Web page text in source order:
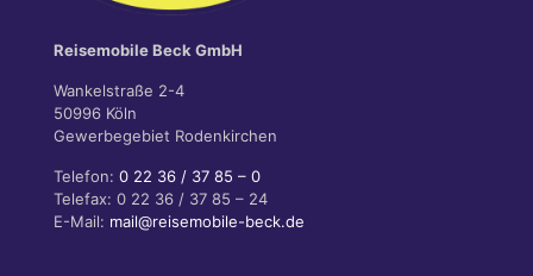
Reisemobile Beck GmbH
Wankelstraße 2-4
50996 Köln
Gewerbegebiet Rodenkirchen
Telefon: 0 22 36 / 37 85 – 0
Telefax: 0 22 36 / 37 85 – 24
E-Mail: mail@reisemobile-beck.de